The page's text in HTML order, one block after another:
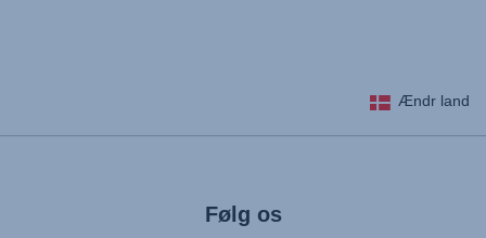
Ændr land
Følg os